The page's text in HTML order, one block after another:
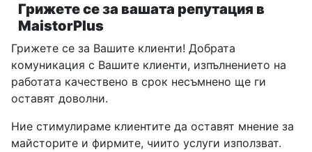
Грижете се за вашата репутация в
MaistorPlus
Грижете се за Вашите клиенти! Добрата
комуникация с Вашите клиенти, изпълнението на
работата качествено в срок несъмнено ще ги
оставят доволни.
Ние стимулираме клиентите да оставят мнение за
майсторите и фирмите, чиито услуги използват.